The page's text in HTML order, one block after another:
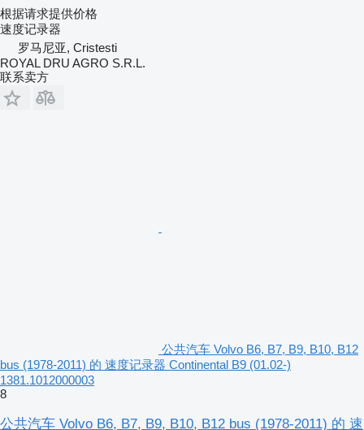
根据请求提供价格
速度记录器
罗马尼亚, Cristesti
ROYAL DRU AGRO S.R.L.
联系卖方
公共汽车 Volvo B6, B7, B9, B10, B12
bus (1978-2011) 的 速度记录器 Continental B9 (01.02-)
1381.1012000003
8
公共汽车 Volvo B6, B7, B9, B10, B12 bus (1978-2011) 的 速